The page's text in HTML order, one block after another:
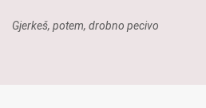
Gjerkeš, potem, drobno pecivo